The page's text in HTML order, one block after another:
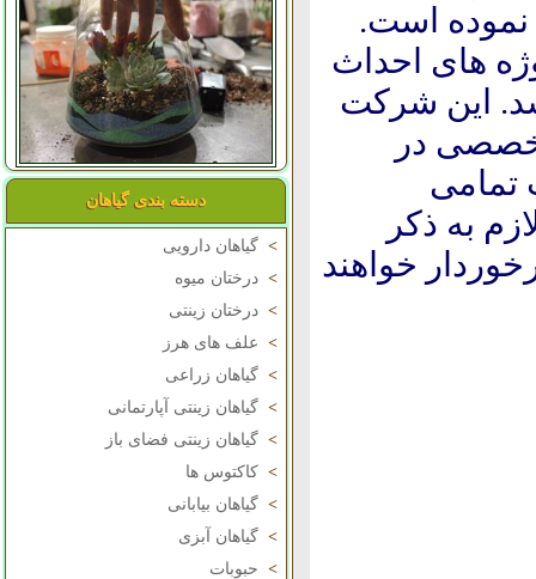
دسته بندی گیاهان
> گیاهان دارویی
> درختان میوه
> درختان زینتی
> علف های هرز
> گیاهان زراعی
> گیاهان زینتی آپارتمانی
> گیاهان زینتی فضای باز
> کاکتوس ها
> گیاهان بیابانی
> گیاهان آبزی
> حبوبات
اقدام نموده است.
های احداث
این شرکت
در
تمامی
به ذکر
خواهند